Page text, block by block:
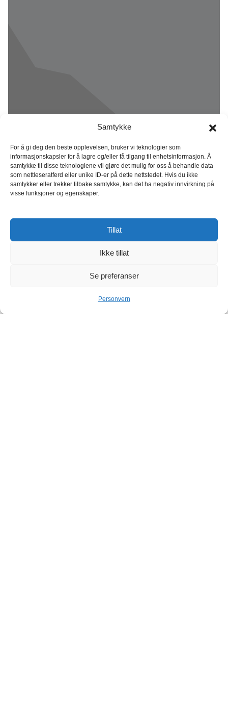
Samtykke
For å gi deg den beste opplevelsen, bruker vi teknologier som
informasjonskapsler for å lagre og/eller få tilgang til enhetsinformasjon. Å
samtykke til disse teknologiene vil gjøre det mulig for oss å behandle data
som nettleseratferd eller unike ID-er på dette nettstedet. Hvis du ikke
samtykker eller trekker tilbake samtykke, kan det ha negativ innvirkning på
visse funksjoner og egenskaper.
Tillat
Ikke tillat
Se preferanser
Personvern